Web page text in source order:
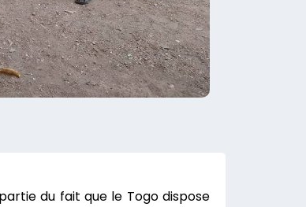
du fait que le Togo dispose